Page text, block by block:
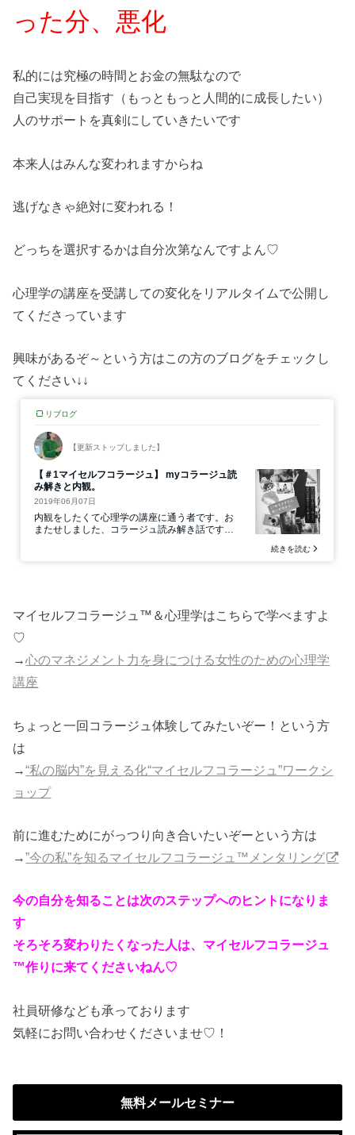
った分、悪化
私的には究極の時間とお金の無駄なので
自己実現を目指す（もっともっと人間的に成長したい）
人のサポートを真剣にしていきたいです
本来人はみんな変われますからね
逃げなきゃ絶対に変われる！
どっちを選択するかは自分次第なんですよん♡
心理学の講座を受講しての変化をリアルタイムで公開し
てくださっています
興味があるぞ～という方はこの方のブログをチェックし
てください↓↓
マイセルフコラージュ™＆心理学はこちらで学べますよ
♡
→心のマネジメント力を身につける女性のための心理学
講座
ちょっと一回コラージュ体験してみたいぞー！という方
は
→“私の脳内”を見える化“マイセルフコラージュ”ワークシ
ョップ
前に進むためにがっつり向き合いたいぞーという方は
→”今の私”を知るマイセルフコラージュ™メンタリング
今の自分を知ることは次のステップへのヒントになりま
す
そろそろ変わりたくなった人は、マイセルフコラージュ
™作りに来てくださいねん♡
社員研修なども承っております
気軽にお問い合わせくださいませ♡！
無料メールセミナー